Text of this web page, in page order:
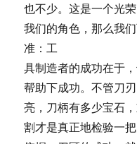
也不少。这是一个光
我们的角色，那么我
准：工
具制造者的成功在于
帮助下成功。不管刀
亮，刀柄有多少宝石
割才是真正地检验一